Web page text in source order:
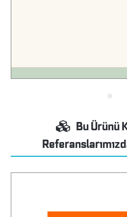
Bu Ürünü